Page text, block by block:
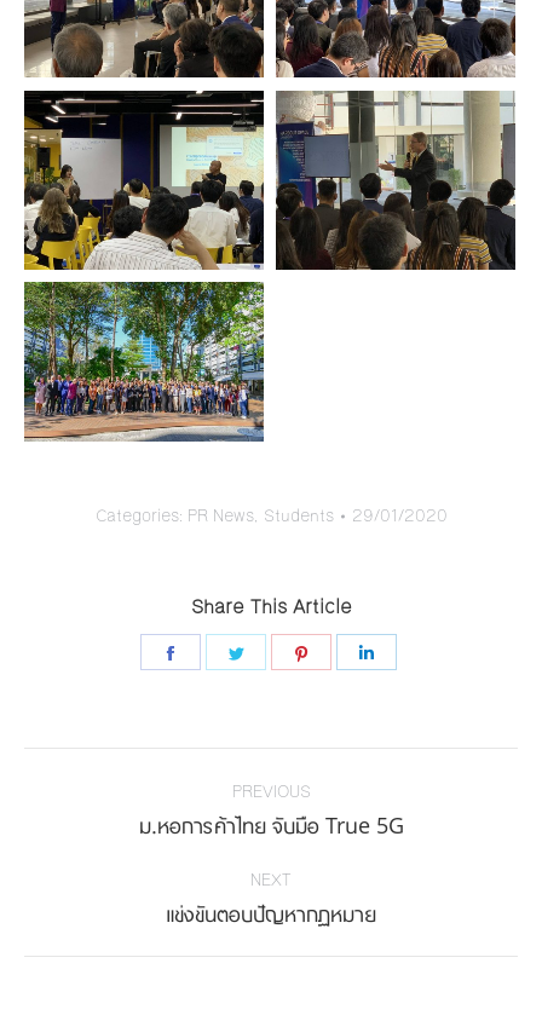
Categories: PR News, Students 29/01/2020
Share This Article
Share
Share
Share
Post
PREVIOUS
Previous
ม.หอการค้าไทย จับมือ True 5G
NEXT
Next
แข่งขันตอบปัญหากฏหมาย